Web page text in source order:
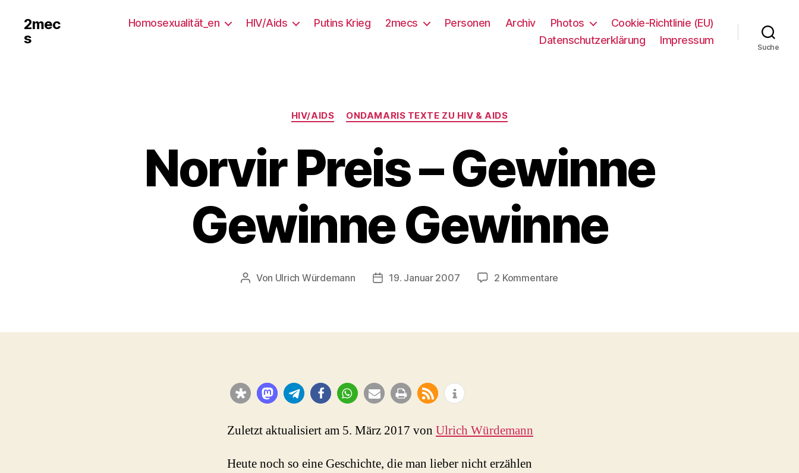
2mec
s
Homosexualität_en HIV/Aids Putins Krieg 2mecs Personen Archiv Photos
Cookie-Richtlinie (EU)
Datenschutzerklärung
Impressum
Suche
Kategorien
HIV/AIDS ONDAMARIS TEXTE ZU HIV & AIDS
Norvir Preis – Gewinne
Gewinne Gewinne
Beitragsautor
Von Ulrich Würdemann Beitragsdatum
19. Januar 2007 2 Kommentare
Gewinne
Zuletzt aktualisiert am 5. März 2017 von Ulrich Würdemann
Heute noch so eine Geschichte, die man lieber nicht erzählen